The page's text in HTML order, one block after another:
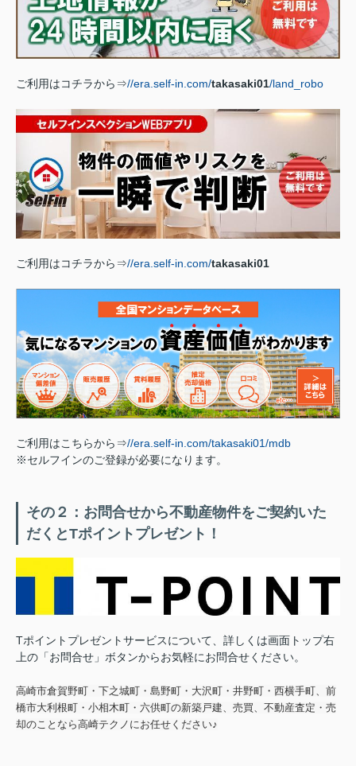
ご利用はコチラから⇒//era.self-in.com/takasaki01/land_robo
ご利用はコチラから⇒//era.self-in.com/takasaki01
ご利用はこちらから⇒//era.self-in.com/takasaki01/mdb
※セルフインのご登録が必要になります。
その２：お問合せから不動産物件をご契約いた
だくとTポイントプレゼント！
Tポイントプレゼントサービスについて、詳しくは画面トップ右
上の「お問合せ」ボタンからお気軽にお問合せください。
高崎市倉賀野町・下之城町・島野町・大沢町・井野町・西横手町、前
橋市大利根町・小相木町・六供町の新築戸建、売買、不動産査定・売
却のことなら高崎テクノにお任せください♪